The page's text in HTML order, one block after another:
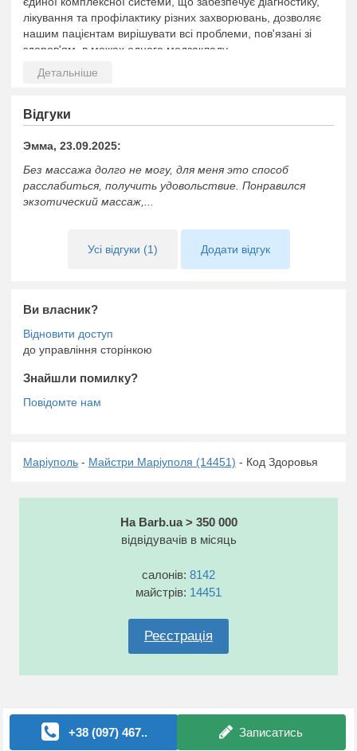
лікування та профілактику різних захворювань, дозволяє
нашим пацієнтам вирішувати всі проблеми, пов'язані зі
здоров'ям, в межах одного медзакладу.
Відгуки
Эмма, 23.09.2025:
Без массажа долго не могу, для меня это способ
расслабиться, получить удовольствие. Понравился
экзотический массаж,...
Усі відгуки (1) Додати відгук
Ви власник?
до управління сторінкою
Знайшли помилку?
Маріуполь - Майстри Маріуполя (14451) - Код Здоровья
На Barb.ua > 350 000
відвідувачів в місяць
салонів: 8142
майстрів: 14451
Реєстрація
+38 (097) 467.. Записатись